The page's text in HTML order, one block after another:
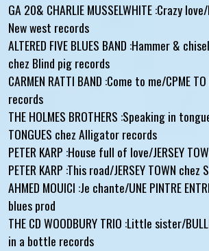
GA 20& CHARLIE MUSSELWHITE :Crazy
New west records
ALTERED FIVE BLUES BAND :Hammer &
chez Blind pig records
CARMEN RATTI BAND :Come to me/CPME
records
THE HOLMES BROTHERS :Speaking in
TONGUES chez Alligator records
PETER KARP :House full of love/JERSEY
PETER KARP :This road/JERSEY TOWN chez
AHMED MOUICI :Je chante/UNE PINTRE
blues prod
THE CD WOODBURY TRIO :Little sister/
in a bottle records